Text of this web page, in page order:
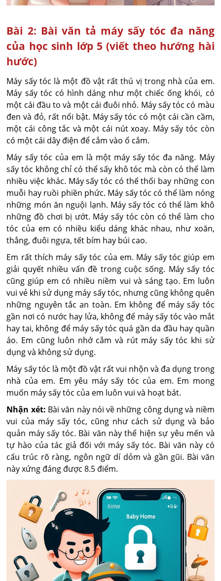
Bài 2: Bài văn tả máy sấy tóc đa năng
của học sinh lớp 5 (viết theo hướng hài
hước)
Máy sấy tóc là một đồ vật rất thú vị trong nhà của em.
Máy sấy tóc có hình dáng như một chiếc ống khói, có
một cái đầu to và một cái đuôi nhỏ. Máy sấy tóc có màu
đen và đỏ, rất nổi bật. Máy sấy tóc có một cái cần cầm,
một cái công tắc và một cái nút xoay. Máy sấy tóc còn
có một cái dây điện để cắm vào ổ cắm.
Máy sấy tóc của em là một máy sấy tóc đa năng. Máy
sấy tóc không chỉ có thể sấy khô tóc mà còn có thể làm
nhiều việc khác. Máy sấy tóc có thể thổi bay những con
muỗi hay ruồi phiền phức. Máy sấy tóc có thể làm nóng
những món ăn nguội lạnh. Máy sấy tóc có thể làm khô
những đồ chơi bị ướt. Máy sấy tóc còn có thể làm cho
tóc của em có nhiều kiểu dáng khác nhau, như xoăn,
thẳng, đuôi ngựa, tết bím hay búi cao.
Em rất thích máy sấy tóc của em. Máy sấy tóc giúp em
giải quyết nhiều vấn đề trong cuộc sống. Máy sấy tóc
cũng giúp em có nhiều niềm vui và sáng tạo. Em luôn
vui vẻ khi sử dụng máy sấy tóc, nhưng cũng không quên
những nguyên tắc an toàn. Em không để máy sấy tóc
gần nơi có nước hay lửa, không để máy sấy tóc vào mắt
hay tai, không để máy sấy tóc quá gần da đầu hay quần
áo. Em cũng luôn nhớ cắm và rút máy sấy tóc khi sử
dụng và không sử dụng.
Máy sấy tóc là một đồ vật rất vui nhộn và đa dụng trong
nhà của em. Em yêu máy sấy tóc của em. Em mong
muốn máy sấy tóc của em luôn vui và hoạt bát.
Nhận xét: Bài văn này nói về những công dụng và niềm
vui của máy sấy tóc, cũng như cách sử dụng và bảo
quản máy sấy tóc. Bài văn này thể hiện sự yêu mến và
tự hào của tác giả đối với máy sấy tóc. Bài văn này có
cấu trúc rõ ràng, ngôn ngữ dí dỏm và gần gũi. Bài văn
này xứng đáng được 8.5 điểm.